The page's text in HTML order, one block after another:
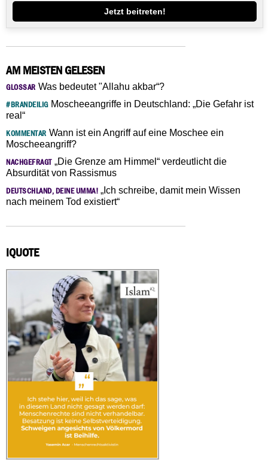
Jetzt beitreten!
AM MEISTEN GELESEN
GLOSSAR Was bedeutet "Allahu akbar“?
#BRANDEILIGMoscheeangriffe in Deutschland: „Die Gefahr ist
real“
KOMMENTAR Wann ist ein Angriff auf eine Moschee ein
Moscheeangriff?
NACHGEFRAGT„Die Grenze am Himmel“ verdeutlicht die
Absurdität von Rassismus
DEUTSCHLAND, DEINE UMMA! „Ich schreibe, damit mein Wissen
nach meinem Tod existiert“
IQUOTE